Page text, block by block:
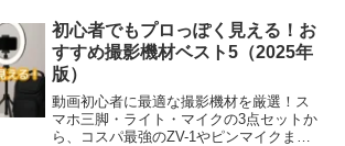
初心者でもプロっぽく見える！お
すすめ撮影機材ベスト5（2025年
版）
動画初心者に最適な撮影機材を厳選！ス
マホ三脚・ライト・マイクの3点セットか
ら、コスパ最強のZV-1やピンマイクま